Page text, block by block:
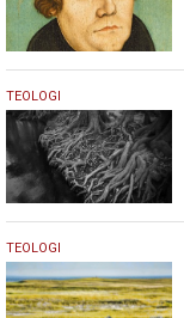
1.
februar
2017
TEOLOGI
1.
februar
2017
TEOLOGI